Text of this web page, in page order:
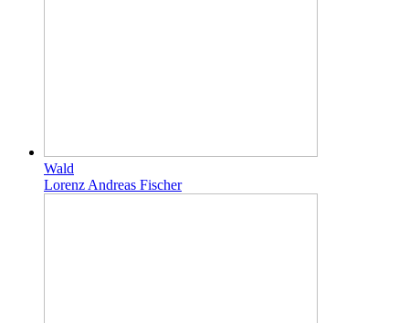
Wald
Lorenz Andreas Fischer